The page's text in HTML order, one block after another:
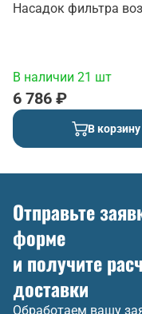
Насадок фильтра
В наличии 21 шт
6 786 ₽
В корзину
Отправьте
форме
и получите
доставки
Обработаем вашу